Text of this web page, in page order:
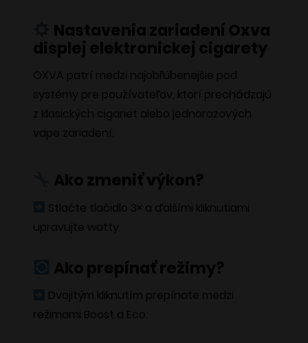
Nastavenia zariadení Oxva
displej elektronickej cigarety
OXVA patrí medzi najobľúbenejšie pod
systémy pre používateľov, ktorí prechádzajú
z klasických cigariet alebo jednorazových
vape zariadení.
Ako zmeniť výkon?
Stlačte tlačidlo 3× a ďalšími kliknutiami
upravujte watty.
Ako prepínať režimy?
Dvojitým kliknutím prepínate medzi
režimami Boost a Eco.